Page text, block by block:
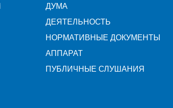
ДУМА
ДЕЯТЕЛЬНОСТЬ
НОРМАТИВНЫЕ ДОКУМЕНТЫ
АППАРАТ
ПУБЛИЧНЫЕ СЛУШАНИЯ